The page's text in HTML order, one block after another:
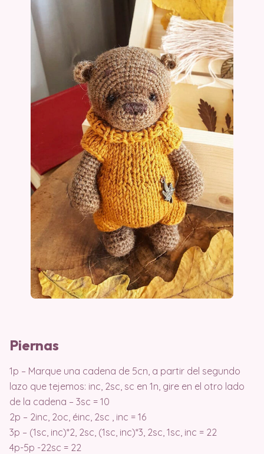
Piernas
1p – Marque una cadena de 5cn, a partir del segundo
lazo que tejemos: inc, 2sc, sc en 1n, gire en el otro lado
de la cadena – 3sc = 10
2p – 2inc, 2oc, éinc, 2sc , inc = 16
3p – (1sc, inc)*2, 2sc, (1sc, inc)*3, 2sc, 1sc, inc = 22
4p-5p -22sc = 22